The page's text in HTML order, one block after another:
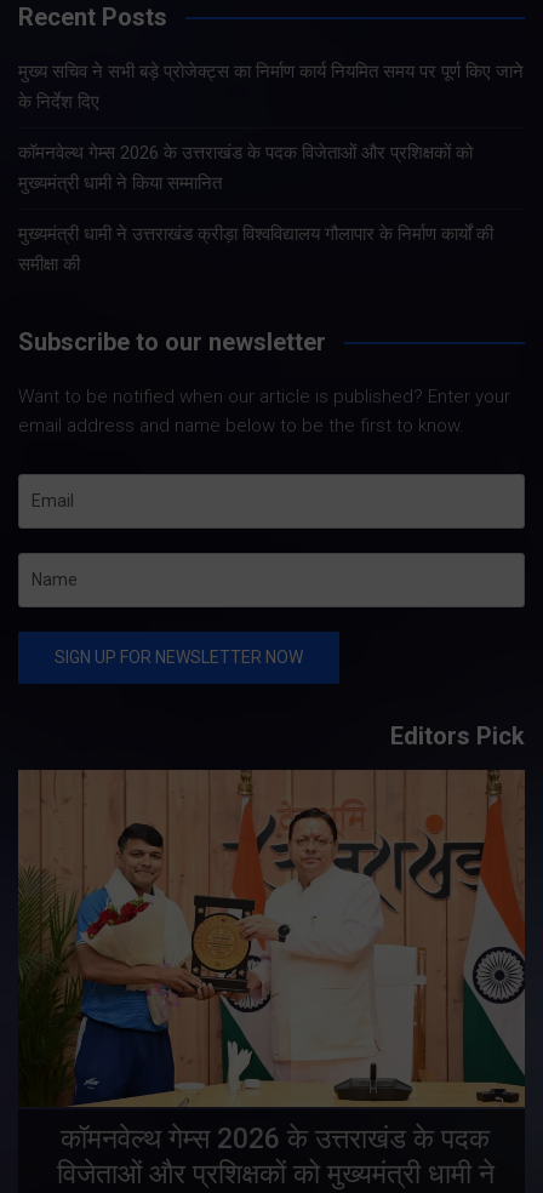
Recent Posts
मुख्य सचिव ने सभी बड़े प्रोजेक्ट्स का निर्माण कार्य नियमित समय पर पूर्ण किए जाने
के निर्देश दिए
कॉमनवेल्थ गेम्स 2026 के उत्तराखंड के पदक विजेताओं और प्रशिक्षकों को
मुख्यमंत्री धामी ने किया सम्मानित
मुख्यमंत्री धामी ने उत्तराखंड क्रीड़ा विश्वविद्यालय गौलापार के निर्माण कार्यों की
समीक्षा की
Subscribe to our newsletter
Want to be notified when our article is published? Enter your
email address and name below to be the first to know.
Editors Pick
कॉमनवेल्थ गेम्स 2026 के उत्तराखंड के पदक
विजेताओं और प्रशिक्षकों को मुख्यमंत्री धामी ने